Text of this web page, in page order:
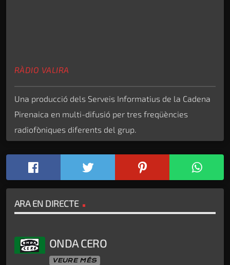
RÀDIO VALIRA
Una producció dels Serveis Informatius de la Cadena
Pirenaica en multi-difusió per tres freqüències
radiofòniques diferents del grup.
ARA EN DIRECTE
ONDA CERO
VEURE MÉS